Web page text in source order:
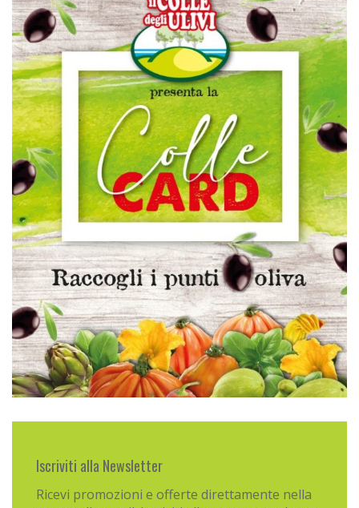
Iscriviti alla Newsletter
ed unisciti ai nostri 792 iscritti.